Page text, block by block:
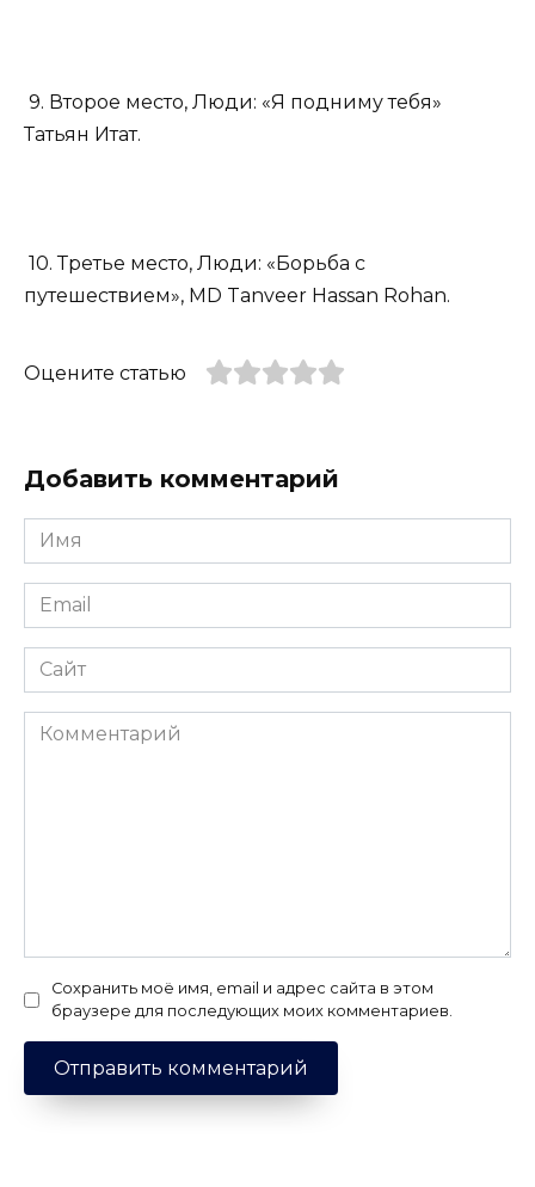
9. Второе место, Люди: «Я подниму тебя»
Татьян Итат.
10. Третье место, Люди: «Борьба с
путешествием», MD Tanveer Hassan Rohan.
Оцените статью
Добавить комментарий
Имя
*
Email
*
Сайт
Комментарий
Сохранить моё имя, email и адрес сайта в этом
браузере для последующих моих комментариев.